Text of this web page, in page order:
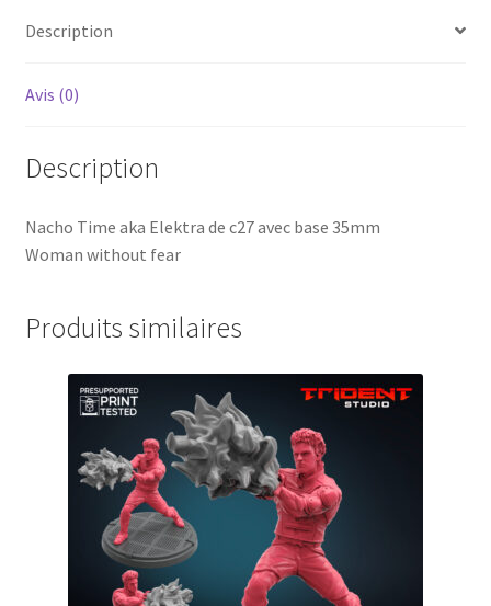
Description
Avis (0)
Description
Nacho Time aka Elektra de c27 avec base 35mm
Woman without fear
Produits similaires